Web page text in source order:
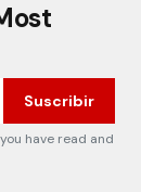
Suscribir
have read and